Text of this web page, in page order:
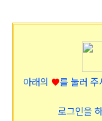
아래의 ♥를 눌러 주
로그인을